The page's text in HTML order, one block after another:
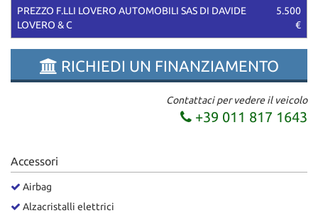
PREZZO F.LLI LOVERO AUTOMOBILI SAS DI DAVIDE
LOVERO & C
5.500
€
RICHIEDI UN FINANZIAMENTO
Contattaci per vedere il veicolo
+39 011 817 1643
Accessori
Airbag
Alzacristalli elettrici
alla
cookie
Puoi
rivedere
e
qualsiasi